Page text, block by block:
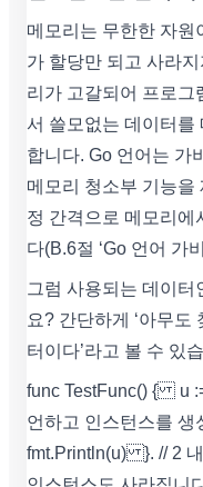
메모리는 무한한 자원
가 할당만 되고 사라
리가 고갈되어 프로그
서 쓸모없는 데이터를
합니다. Go 언어는 가
메모리 청소부 기능을
정 간격으로 메모리에
다(B.6절 ‘Go 언어 가
그럼 사용되는 데이
요? 간단하게 ‘아무도
터이다’라고 볼 수 있
func TestFunc() { u
언하고 인스턴스를
fmt.Println(u) }. // 2